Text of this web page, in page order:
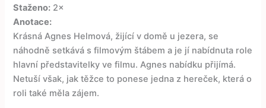
Staženo: 2×
Anotace:
Krásná Agnes Helmová, žijící v domě u jezera, se
náhodně setkává s filmovým štábem a je jí nabídnuta role
hlavní představitelky ve filmu. Agnes nabídku přijímá.
Netuší však, jak těžce to ponese jedna z hereček, která o
roli také měla zájem.